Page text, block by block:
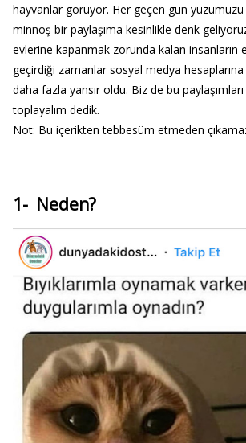
hayvanlar görüyor. Her geçen gün
minnoş bir paylaşıma kesinlikle denk
evlerine kapanmak zorunda kalan insanların
geçirdiği zamanlar sosyal medya
daha fazla yansır oldu. Biz de bu
toplayalım dedik.
Not: Bu içerikten tebbesüm etmeden
1- Neden?